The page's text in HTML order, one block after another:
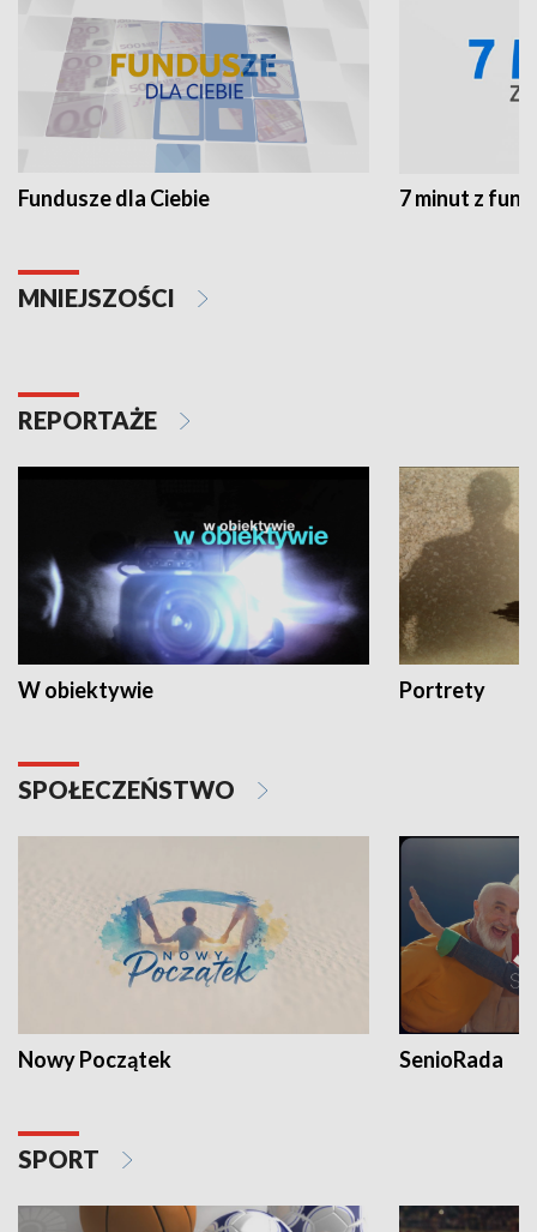
Fundusze dla Ciebie 7 minut z
MNIEJSZOŚCI
REPORTAŻE
W obiektywie Portrety
SPOŁECZEŃSTWO
Nowy Początek SenioRada
SPORT